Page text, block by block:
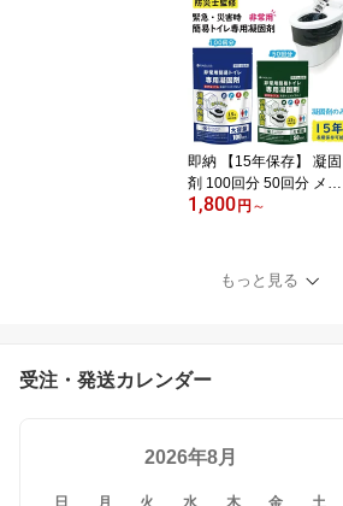
防災トイレ 防災グッズ
簡易トイレ 凝固剤 災害
用 介護 携帯トイレ 消臭
抗菌 長期保存 半永久 15
年保存 大便対応 災害用
トイレ 防災用トイレ
即納 【15年保存】 凝固
剤 100回分 50回分 メー
カー直営 簡易トイレ 個
イレ 防災グッズ 10g 100
個 長期保存用 凝固剤の
イレ凝固剤
1,800円 ～
もっと見る
受注・発送カレンダー
2026年8月